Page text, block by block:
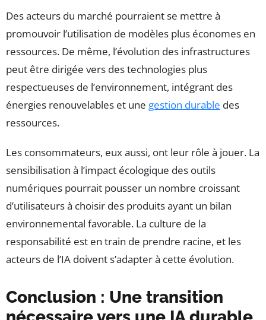
Des acteurs du marché pourraient se mettre à
promouvoir l’utilisation de modèles plus économes en
ressources. De même, l’évolution des infrastructures
peut être dirigée vers des technologies plus
respectueuses de l’environnement, intégrant des
énergies renouvelables et une gestion durable des
ressources.
Les consommateurs, eux aussi, ont leur rôle à jouer. La
sensibilisation à l’impact écologique des outils
numériques pourrait pousser un nombre croissant
d’utilisateurs à choisir des produits ayant un bilan
environnemental favorable. La culture de la
responsabilité est en train de prendre racine, et les
acteurs de l’IA doivent s’adapter à cette évolution.
Conclusion : Une transition